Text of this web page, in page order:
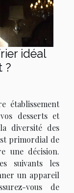
idéal
?
établissement
desserts et
diversité des
primordial de
une décision.
suivants les
un appareil
vous de